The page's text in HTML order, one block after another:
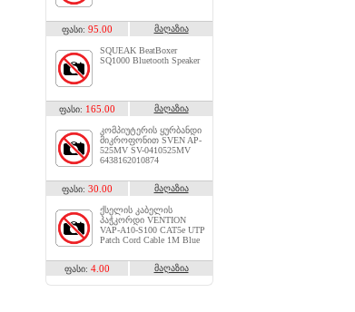
ფასი: 95.00 მაღაზია
SQUEAK BeatBoxer
SQ1000 Bluetooth Speaker
ფასი: 165.00 მაღაზია
კომპიუტერის ყურბანდი
მიკროფონით SVEN AP-
525MV SV-0410525MV
6438162010874
ფასი: 30.00 მაღაზია
ქსელის კაბელის
პაჭკორდი VENTION
VAP-A10-S100 CAT5e UTP
Patch Cord Cable 1M Blue
ფასი: 4.00 მაღაზია